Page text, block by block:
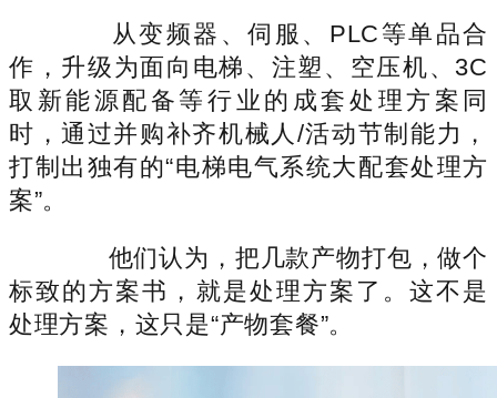
从变频器、伺服、PLC等单品合
作，升级为面向电梯、注塑、空压机、3C
取新能源配备等行业的成套处理方案同
时，通过并购补齐机械人/活动节制能力，
打制出独有的“电梯电气系统大配套处理方
案”。
他们认为，把几款产物打包，做个
标致的方案书，就是处理方案了。这不是
处理方案，这只是“产物套餐”。